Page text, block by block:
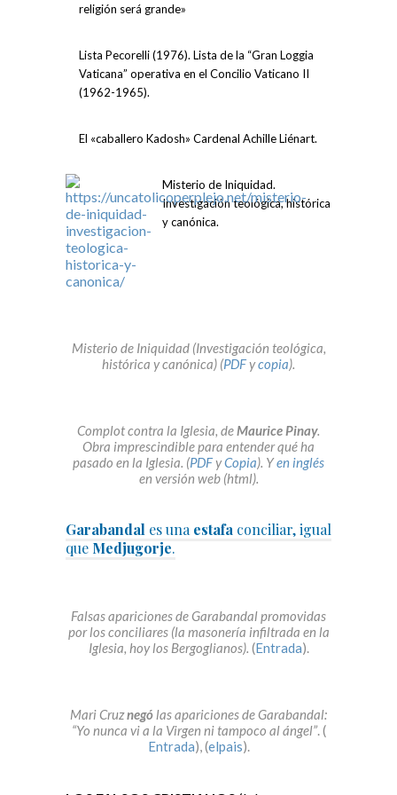
religión será grande»
Lista Pecorelli (1976). Lista de la “Gran Loggia
Vaticana” operativa en el Concilio Vaticano II
(1962-1965).
El «caballero Kadosh» Cardenal Achille Liénart.
Misterio de Iniquidad.
Investigación teológica, histórica
y canónica.
Misterio de Iniquidad (Investigación teológica,
histórica y canónica) (PDFycopia).
Complot contra la Iglesia, deMaurice Pinay.
Obra imprescindible para entender qué ha
pasado en la Iglesia. (PDFyCopia). Yen inglés
en versión web (html).
Garabandal es una estafa conciliar, igual
que Medjugorje.
Falsas apariciones de Garabandal promovidas
por los conciliares (la masonería infiltrada en la
Iglesia, hoy los Bergoglianos). (Entrada).
Mari Cruznegó las apariciones de Garabandal:
“Yo nunca vi a la Virgen ni tampoco al ángel”. (
Entrada), (elpais).